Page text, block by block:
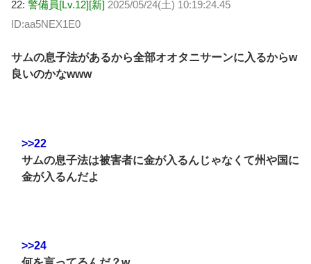
22: 警備員[Lv.12][新] 2025/05/24(土) 10:19:24.45
ID:aa5NEX1E0
サムの息子法があるから全部オオタニサーンに入るからw
良いのかなwww
>>22
サムの息子法は被害者に金が入るんじゃなくて州や国に
金が入るんだよ
>>24